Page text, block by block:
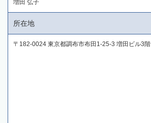
増田 弘子
所在地
〒182-0024 東京都調布市布田1-25-3 増田ビル3階